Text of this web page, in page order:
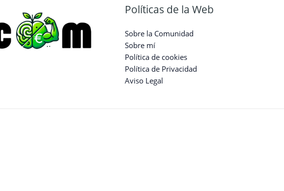
Física
y
Mental
Políticas de la Web
Sobre la Comunidad
Sobre mí
Política de cookies
Política de Privacidad
Aviso Legal